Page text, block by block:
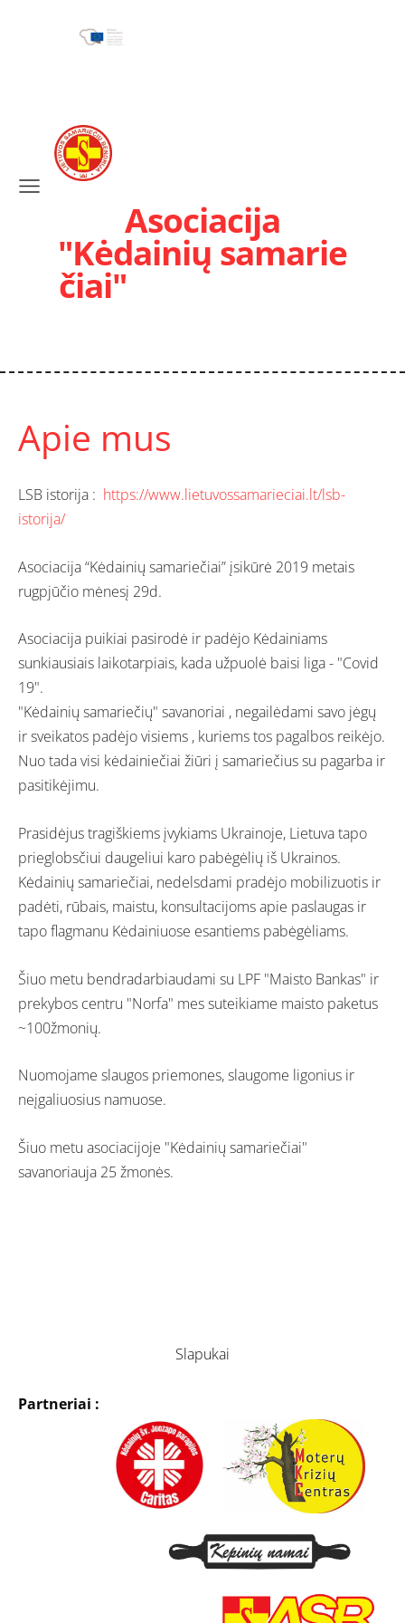
Asociacija
"Kėdainių samarie
čiai"
Apie mus
LSB istorija : https://www.lietuvossamarieciai.lt/lsb-
istorija/
Asociacija “Kėdainių samariečiai” įsikūrė 2019 metais
rugpjūčio mėnesį 29d.
Asociacija puikiai pasirodė ir padėjo Kėdainiams
sunkiausiais laikotarpiais, kada užpuolė baisi liga - "Covid
19".
"Kėdainių samariečių" savanoriai , negailėdami savo jėgų
ir sveikatos padėjo visiems , kuriems tos pagalbos reikėjo.
Nuo tada visi kėdainiečiai žiūri į samariečius su pagarba ir
pasitikėjimu.
Prasidėjus tragiškiems įvykiams Ukrainoje, Lietuva tapo
prieglobsčiui daugeliui karo pabėgėlių iš Ukrainos.
Kėdainių samariečiai, nedelsdami pradėjo mobilizuotis ir
padėti, rūbais, maistu, konsultacijoms apie paslaugas ir
tapo flagmanu Kėdainiuose esantiems pabėgėliams.
Šiuo metu bendradarbiaudami su LPF "Maisto Bankas" ir
prekybos centru "Norfa" mes suteikiame maisto paketus
~100žmonių.
Nuomojame slaugos priemones, slaugome ligonius ir
neįgaliuosius namuose.
Šiuo metu asociacijoje "Kėdainių samariečiai"
savanoriauja 25 žmonės.
Slapukai
Partneriai :